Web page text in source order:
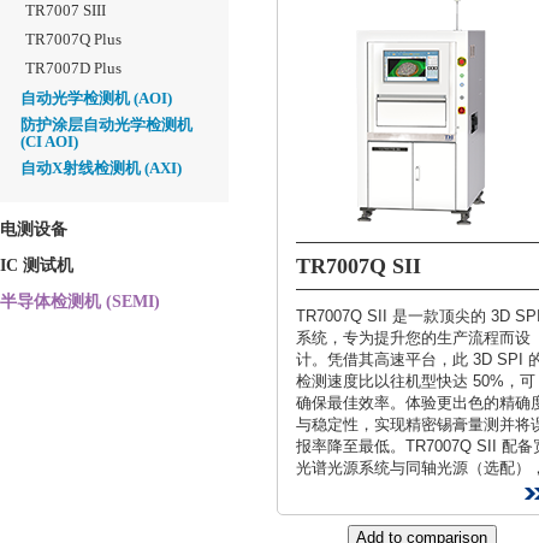
TR7007 SIII
TR7007Q Plus
TR7007D Plus
自动光学检测机 (AOI)
防护涂层自动光学检测机
(CI AOI)
自动X射线检测机 (AXI)
电测设备
IC 测试机
半导体检测机 (SEMI)
TR7007Q SII
TR7007Q SII 是一款顶尖的 3D
系统，专为提升您的生产流程而设
计。凭借其高速平台，此 3D SPI
检测速度比以往机型快达 50%，可
确保最佳效率。体验更出色的精确
与稳定性，实现精密锡膏量测并将
报率降至最低。TR7007Q SII 配备
光谱光源系统与同轴光源（选配）
可增强对比度与检出率，让您能以
越的清晰度捕捉复杂细节。此 3D
SPI 为工业 4.0 完备解决方案，支